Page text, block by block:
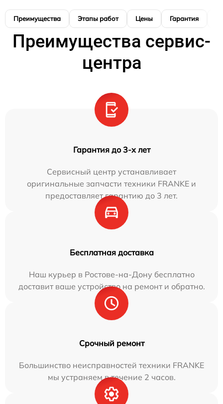
Преимущества Этапы работ Цены Гарантия
Преимущества сервис-
центра
Гарантия до 3-х лет
Сервисный центр устанавливает
оригинальные запчасти техники FRANKE и
предоставляет гарантию до 3 лет.
Бесплатная доставка
Наш курьер в Ростове-на-Дону бесплатно
доставит ваше устройство на ремонт и обратно.
Срочный ремонт
Большинство неисправностей техники FRANKE
мы устраняем в течение 2 часов.